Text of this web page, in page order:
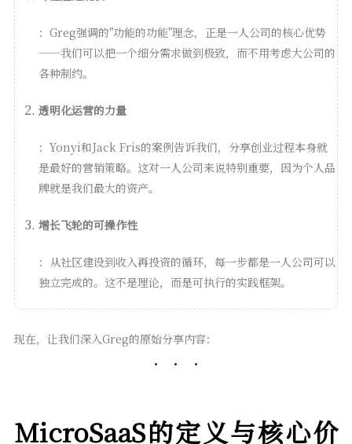
：Greg强调的"功能的功能"理念，正是一人公司的核心优势
——我们可以把一个细分需求做到极致，而不用考虑大公司的
各种制约。
透明化运营的力量
：Yonyi和Jack Fris的案例告诉我们，分享创业过程本身就
是最好的营销策略。这对一人公司来说特别重要，因为个人品
牌就是我们最大的资产。
增长飞轮的可操作性
：从社区建设到收入再投资的循环，每一步都是一人公司可以
独立完成的。这不是理论，而是可执行的实践框架。
现在，让我们深入Greg的原始分享内容：
MicroSaaS的定义与核心价